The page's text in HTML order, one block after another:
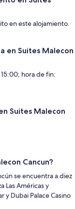
en este alojamiento.
en Suites Malecon
hora de fin:
Suites Malecon
Cancun?
se encuentra a diez
Las Américas y
y Dubai Palace Casino